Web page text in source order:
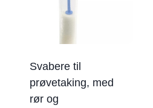
Svabere til
prøvetaking, med
rør og